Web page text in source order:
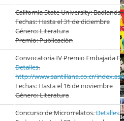
California State University: Badlands.
Fechas: Hasta el 31 de diciembre
Género: Literatura
Premio: Publicación
Convocatoria IV Premio Embajada
Detalles.
http://www.santillana.co.cr/
Fechas: Hasta el 16 de noviembre
Género: Literatura
Concurso de Microrrelatos.Detalles.